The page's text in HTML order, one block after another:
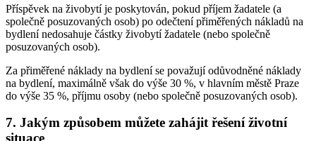
Příspěvek na živobytí je poskytován, pokud příjem žadatele (a
společně posuzovaných osob) po odečtení přiměřených nákladů na
bydlení nedosahuje částky živobytí žadatele (nebo společně
posuzovaných osob).
Za přiměřené náklady na bydlení se považují odůvodněné náklady
na bydlení, maximálně však do výše 30 %, v hlavním městě Praze
do výše 35 %, příjmu osoby (nebo společně posuzovaných osob).
7. Jakým způsobem můžete zahájit řešení životní
situace